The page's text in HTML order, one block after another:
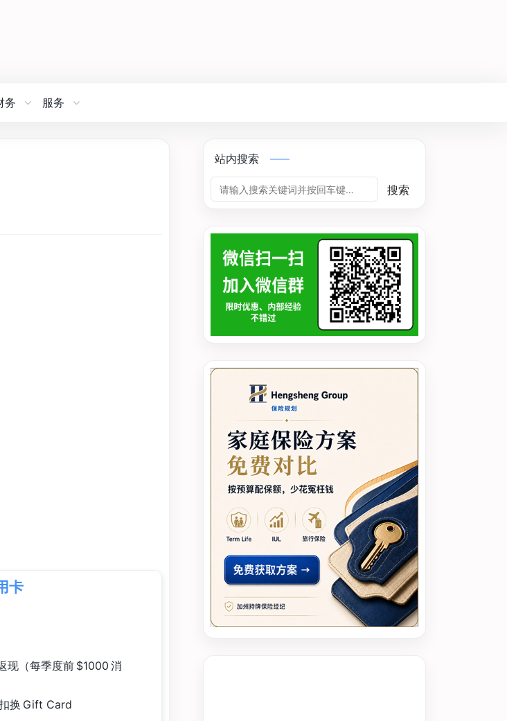
务 服务
卡
现（每季度前 $1000 消
换 Gift Card
站内搜索
搜索